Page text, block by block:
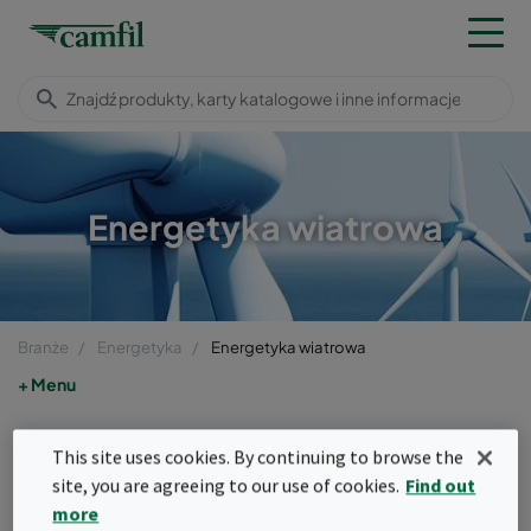
Energetyka wiatrowa
Branże Energetyka Energetyka wiatrowa
Menu
Energetyka wiatrowa
Turbiny wiatrowe pracują w
This site uses cookies. By continuing to browse the
site, you are agreeing to our use of cookies. Find out
more